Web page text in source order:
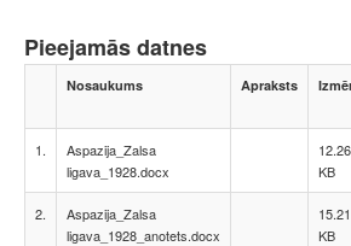
Pieejamās datnes
Nosaukums Apraksts
1.
Aspazija_Zalsa
ligava_1928.docx
12.26
KB
2.
Aspazija_Zalsa
ligava_1928_anotets.docx
15.21
KB